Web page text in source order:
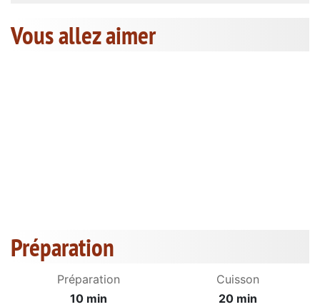
Vous allez aimer
Préparation
Préparation
10 min
Cuisson
20 min